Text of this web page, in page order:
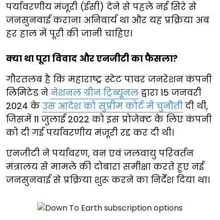
पर्यावरणीय मंजूरी (ईसी) देने से पहले नई सिरे से
जनसुनवाई कराना अनिवार्य था और यह प्रक्रिया अब
हर हाल में पूरी की जानी चाहिए।
क्या था पूरा विवाद और एनजीटी का फैसला?
गौरतलब है कि महाराष्ट्र स्टेट पावर जनरेशन कंपनी
लिमिटेड ने नेशनल ग्रीन ट्रिब्यूनल द्वारा 15 जनवरी
2024 के उस आदेश को सुप्रीम कोर्ट में चुनौती दी थी,
जिसमें 11 जुलाई 2022 को इस प्रोजेक्ट के लिए कंपनी
को दी गई पर्यावरणीय मंजूरी रद्द कर दी थी।
एनजीटी ने पर्यावरण, वन एवं जलवायु परिवर्तन
मंत्रालय से मामले की दोबारा समीक्षा करते हुए नई
जनसुनवाई से प्रक्रिया शुरू करने का निर्देश दिया था।